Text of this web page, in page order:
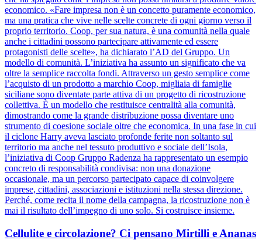
economico. «Fare impresa non è un concetto puramente economico,
ma una pratica che vive nelle scelte concrete di ogni giorno verso il
proprio territorio. Coop, per sua natura, è una comunità nella quale
anche i cittadini possono partecipare attivamente ed essere
protagonisti delle scelte», ha dichiarato l’AD del Gruppo. Un
modello di comunità. L’iniziativa ha assunto un significato che va
oltre la semplice raccolta fondi. Attraverso un gesto semplice come
l’acquisto di un prodotto a marchio Coop, migliaia di famiglie
siciliane sono diventate parte attiva di un progetto di ricostruzione
collettiva. È un modello che restituisce centralità alla comunità,
dimostrando come la grande distribuzione possa diventare uno
strumento di coesione sociale oltre che economica. In una fase in cui
il ciclone Harry aveva lasciato profonde ferite non soltanto sul
territorio ma anche nel tessuto produttivo e sociale dell’Isola,
l’iniziativa di Coop Gruppo Radenza ha rappresentato un esempio
concreto di responsabilità condivisa: non una donazione
occasionale, ma un percorso partecipato capace di coinvolgere
imprese, cittadini, associazioni e istituzioni nella stessa direzione.
Perché, come recita il nome della campagna, la ricostruzione non è
mai il risultato dell’impegno di uno solo. Si costruisce insieme.
Cellulite e circolazione? Ci pensano Mirtilli e Ananas